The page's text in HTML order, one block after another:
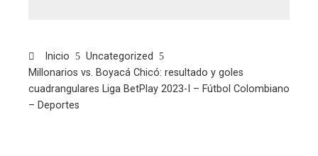
Inicio
Uncategorized
Millonarios vs. Boyacá Chicó: resultado y goles
cuadrangulares Liga BetPlay 2023-I – Fútbol Colombiano
– Deportes